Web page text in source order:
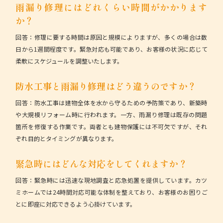
雨漏り修理にはどれくらい時間がかかります
か？
回答： 修理に要する時間は原因と規模によりますが、多くの場合は数
日から1週間程度です。緊急対応も可能であり、お客様の状況に応じて
柔軟にスケジュールを調整いたします。
防水工事と雨漏り修理はどう違うのですか？
回答： 防水工事は建物全体を水から守るための予防策であり、新築時
や大規模リフォーム時に行われます。一方、雨漏り修理は既存の問題
箇所を修復する作業です。両者とも建物保護には不可欠ですが、それ
ぞれ目的とタイミングが異なります。
緊急時にはどんな対応をしてくれますか？
回答： 緊急時には迅速な現地調査と応急処置を提供しています。カツ
ミホームでは24時間対応可能な体制を整えており、お客様のお困りご
とに即座に対応できるよう心掛けています。